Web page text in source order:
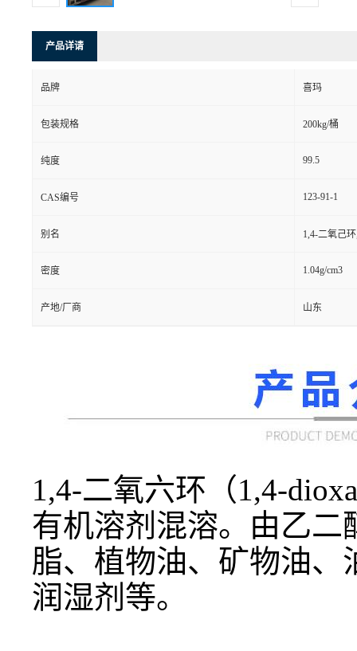
产品详请
品牌 喜玛
包装规格 200kg/桶
纯度 99.5
CAS编号 123-91-1
别名 1,4-二氧己
密度 1.04g/cm3
产地/厂商 山东
1,4-二氧六环（1,4-
有机溶剂混溶。由乙
脂、植物油、矿物油
润湿剂等。